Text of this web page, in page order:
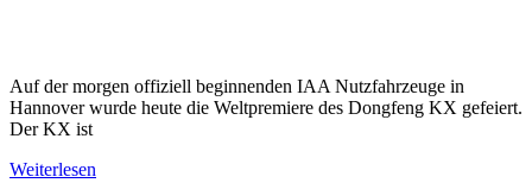
Auf der morgen offiziell beginnenden IAA Nutzfahrzeuge in
Hannover wurde heute die Weltpremiere des Dongfeng KX gefeiert.
Der KX ist
Weiterlesen